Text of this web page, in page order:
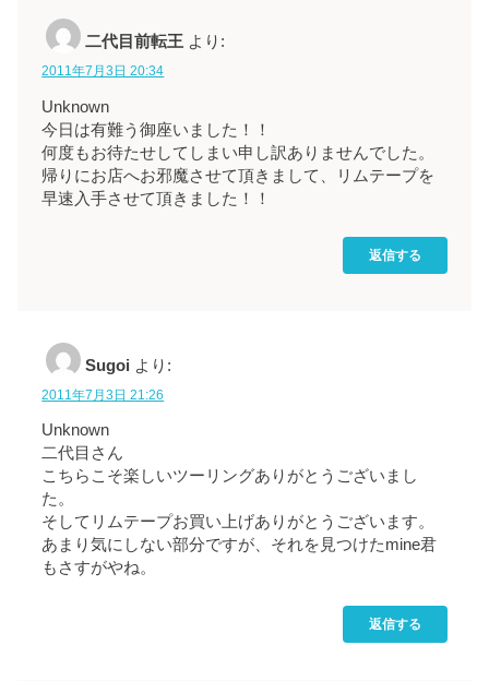
二代目前転王 より:
2011年7月3日 20:34
Unknown
今日は有難う御座いました！！
何度もお待たせしてしまい申し訳ありませんでした。
帰りにお店へお邪魔させて頂きまして、リムテープを
早速入手させて頂きました！！
返信する
Sugoi より:
2011年7月3日 21:26
Unknown
二代目さん
こちらこそ楽しいツーリングありがとうございまし
た。
そしてリムテープお買い上げありがとうございます。
あまり気にしない部分ですが、それを見つけたmine君
もさすがやね。
返信する